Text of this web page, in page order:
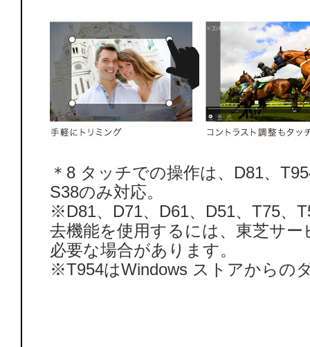
＊8 タッチでの操作は、D81、
S38のみ対応。
※D81、D71、D61、D51、T75、
去機能を使用するには、東芝サ
必要な場合があります。
※T954はWindows ストアからの